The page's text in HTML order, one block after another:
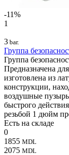
-11%
1
3 bar.
Группа
Группа
Предназначена
изготовлена из
конструкции,
воздушные
быстрого
резьбой 1 дюйм
Есть на складе
0
1855 MDL
2075 MDL